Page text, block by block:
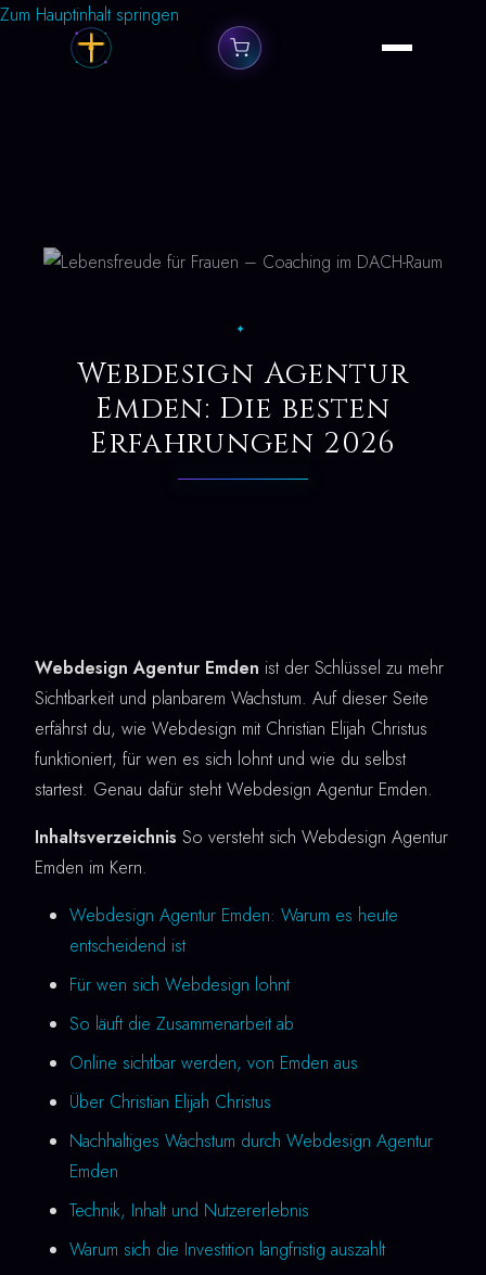
Zum Hauptinhalt springen
✦
Webdesign Agentur
Emden: Die besten
Erfahrungen 2026
Webdesign Agentur Emden ist der Schlüssel zu mehr
Sichtbarkeit und planbarem Wachstum. Auf dieser Seite
erfährst du, wie Webdesign mit Christian Elijah Christus
funktioniert, für wen es sich lohnt und wie du selbst
startest. Genau dafür steht Webdesign Agentur Emden.
Inhaltsverzeichnis So versteht sich Webdesign Agentur
Emden im Kern.
Webdesign Agentur Emden: Warum es heute
entscheidend ist
Für wen sich Webdesign lohnt
So läuft die Zusammenarbeit ab
Online sichtbar werden, von Emden aus
Über Christian Elijah Christus
Nachhaltiges Wachstum durch Webdesign Agentur
Emden
Technik, Inhalt und Nutzererlebnis
Warum sich die Investition langfristig auszahlt